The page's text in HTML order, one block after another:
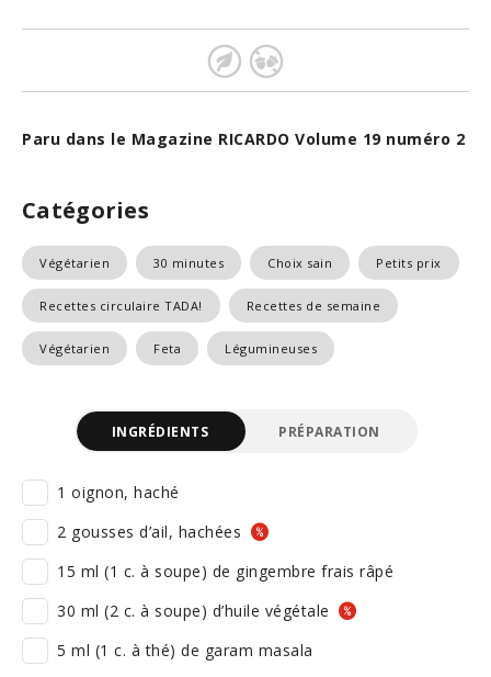
Paru dans le Magazine RICARDO Volume 19 numéro 2
Catégories
Végétarien 30 minutes Choix sain Petits prix
Recettes circulaire TADA! Recettes de semaine
Végétarien Feta Légumineuses
INGRÉDIENTS PRÉPARATION
1 oignon, haché
2 gousses d’ail, hachées
15 ml (1 c. à soupe) de gingembre frais râpé
30 ml (2 c. à soupe) d’huile végétale
5 ml (1 c. à thé) de garam masala